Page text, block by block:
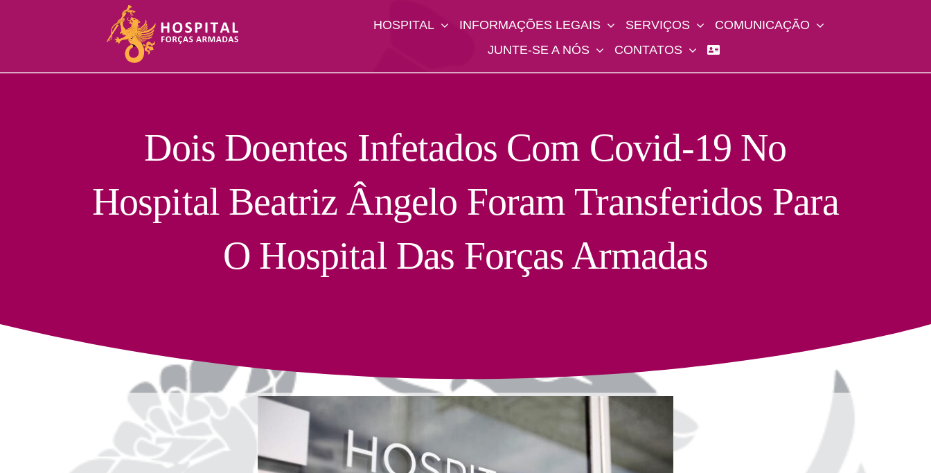
HOSPITAL INFORMAÇÕES LEGAIS SERVIÇOS
COMUNICAÇÃO
JUNTE-SE A NÓS
CONTATOS
Dois Doentes Infetados Com Covid-19 No
Hospital Beatriz Ângelo Foram Transferidos Para
O Hospital Das Forças Armadas